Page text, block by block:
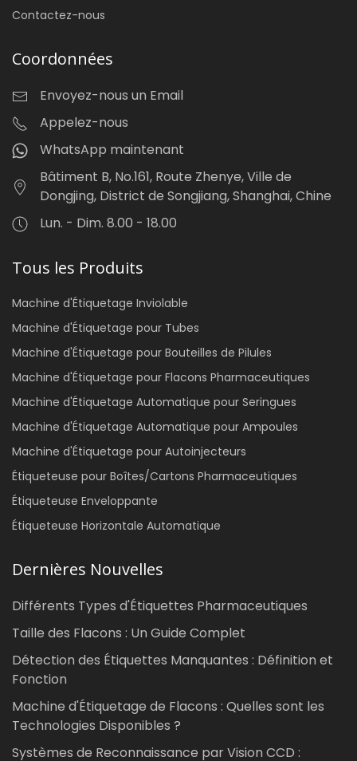
Contactez-nous
Coordonnées
Envoyez-nous un Email
Appelez-nous
WhatsApp maintenant
Bâtiment B, No.161, Route Zhenye, Ville de
Dongjing, District de Songjiang, Shanghai, Chine
Lun. - Dim. 8.00 - 18.00
Tous les Produits
Machine d'Étiquetage Inviolable
Machine d'Étiquetage pour Tubes
Machine d'Étiquetage pour Bouteilles de Pilules
Machine d'Étiquetage pour Flacons Pharmaceutiques
Machine d'Étiquetage Automatique pour Seringues
Machine d'Étiquetage Automatique pour Ampoules
Machine d'Étiquetage pour Autoinjecteurs
Étiqueteuse pour Boîtes/Cartons Pharmaceutiques
Étiqueteuse Enveloppante
Étiqueteuse Horizontale Automatique
Dernières Nouvelles
Différents Types d'Étiquettes Pharmaceutiques
Taille des Flacons : Un Guide Complet
Détection des Étiquettes Manquantes : Définition et
Fonction
Machine d'Étiquetage de Flacons : Quelles sont les
Technologies Disponibles ?
Systèmes de Reconnaissance par Vision CCD :